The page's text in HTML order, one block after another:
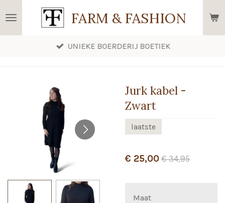
FARM & FASHION
UNIEKE BOERDERIJ BOETIEK
Jurk kabel -
Zwart
laatste
€ 25,00 € 34,95
Maat